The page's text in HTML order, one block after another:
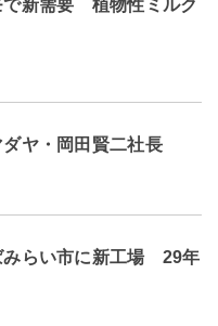
で新需要 植物性ミルク
ダヤ・岡田賢二社長
みらい市に新工場 29年